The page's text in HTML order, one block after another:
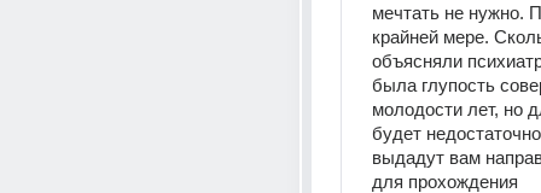
мечтать не нужно.
крайней мере.
объясняли
была глупость
молодости лет, но
будет
выдадут вам
для прохождения